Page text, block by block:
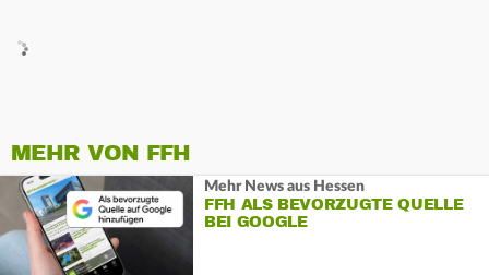
MEHR VON FFH
Mehr News aus Hessen
FFH ALS BEVORZUGTE QUELLE
BEI GOOGLE